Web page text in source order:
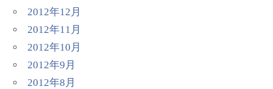
2012年12月
2012年11月
2012年10月
2012年9月
2012年8月